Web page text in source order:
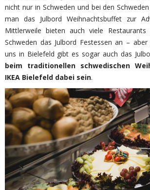
nicht nur in Schweden und bei den
man das Julbord Weihnachtsbuffet zur
Mittlerweile bieten auch viele
Schweden das Julbord Festessen an –
uns in Bielefeld gibt es sogar auch das
beim traditionellen schwedischen
IKEA Bielefeld dabei sein.